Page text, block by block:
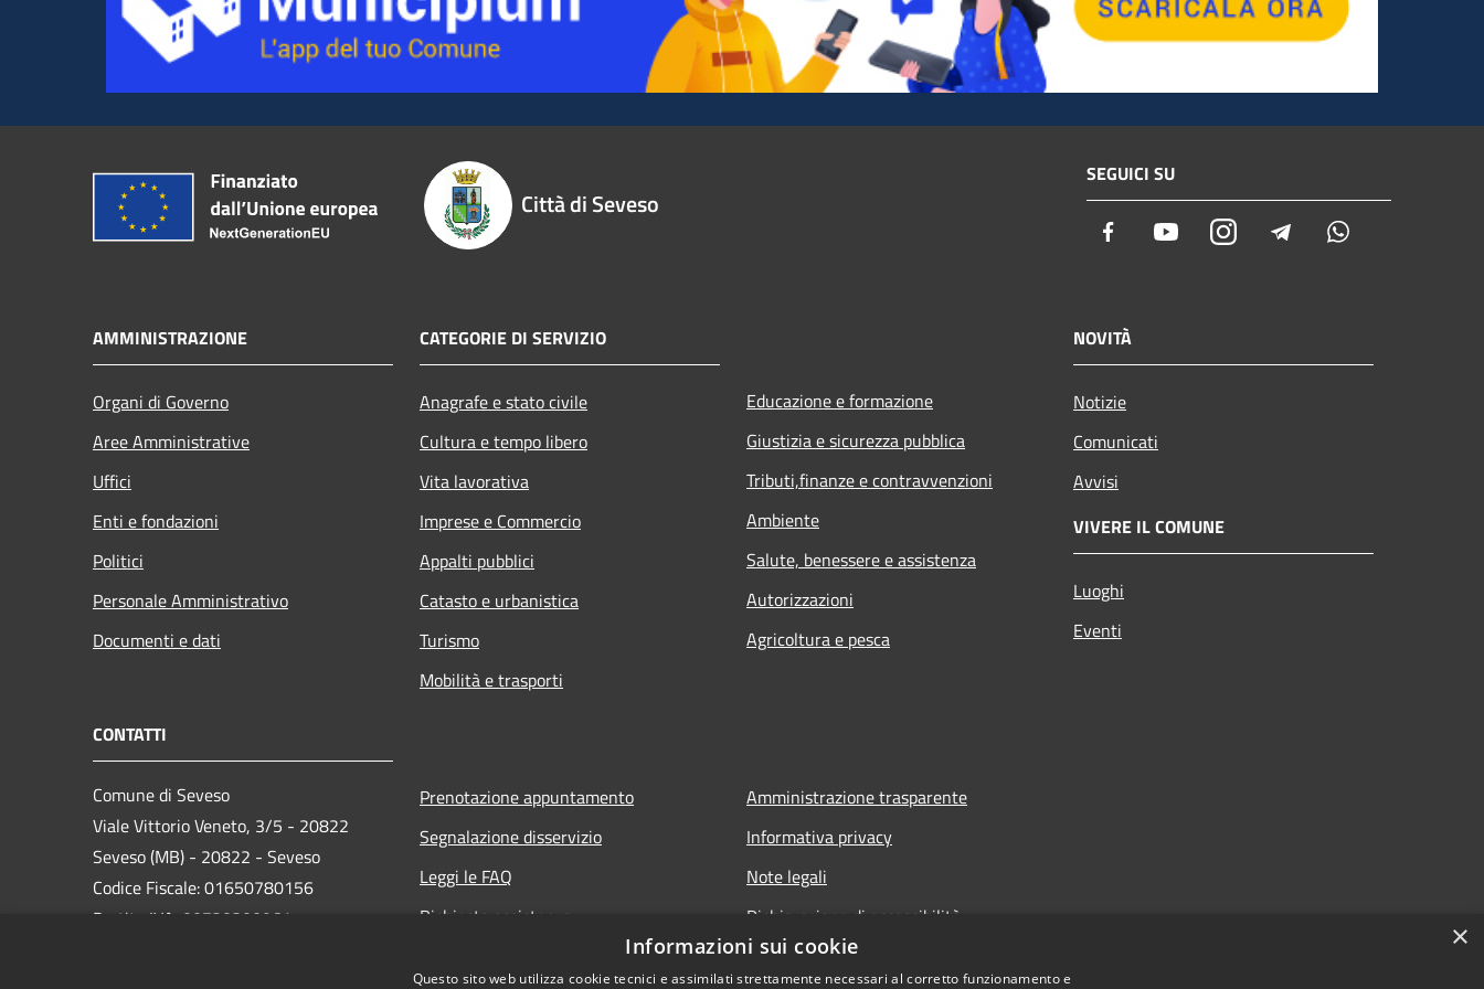
Città di Seveso
SEGUICI SU
Facebook YoutubeInstagramTelegram
AMMINISTRAZIONE
Organi di Governo
Aree Amministrative
Uffici
Enti e fondazioni
Politici
Personale Amministrativo
Documenti e dati
CATEGORIE DI SERVIZIO
Anagrafe e stato civile
Cultura e tempo libero
Vita lavorativa
Imprese e Commercio
Appalti pubblici
Catasto e urbanistica
Turismo
Mobilità e trasporti
Educazione e formazione
Giustizia e sicurezza pubblica
Tributi,finanze e contravvenzioni
Ambiente
Salute, benessere e assistenza
Autorizzazioni
Agricoltura e pesca
NOVITÀ
Notizie
Comunicati
Avvisi
VIVERE IL COMUNE
Luoghi
Eventi
CONTATTI
Comune di Seveso
Viale Vittorio Veneto, 3/5 - 20822
Seveso (MB) - 20822 - Seveso
Codice Fiscale: 01650780156
Partita IVA: 00720300961
Prenotazione appuntamento
Segnalazione disservizio
Leggi le FAQ
Richiesta assistenza
Amministrazione trasparente
Informativa privacy
Note legali
Dichiarazione di accessibilità
×
Informazioni sui cookie
Questo sito web utilizza cookie tecnici e assimilati strettamente necessari al corretto funzionamento e